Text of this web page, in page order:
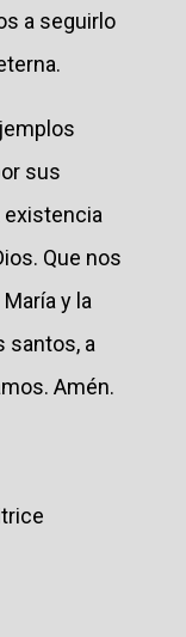
a seguirlo
sus
existencia
Que nos
y la
santos, a
Amén.